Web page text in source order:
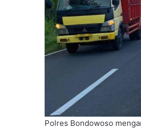
Polres Bondowoso